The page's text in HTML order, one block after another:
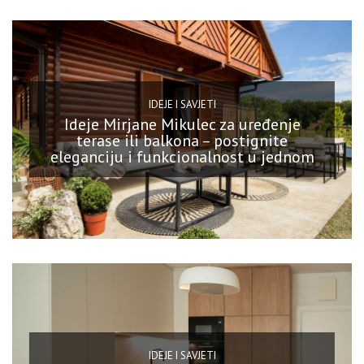
IDEJE I SAVJETI
Ideje Mirjane Mikulec za uređenje
terase ili balkona – postignite
eleganciju i funkcionalnost u jednom
IDEJE I SAVJETI